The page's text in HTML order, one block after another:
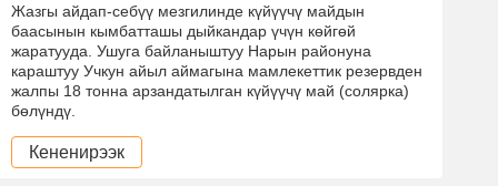
Жазгы айдап-себүү мезгилинде күйүүчү майдын
баасынын кымбатташы дыйкандар үчүн көйгөй
жаратууда. Ушуга байланыштуу Нарын районуна
караштуу Учкун айыл аймагына мамлекеттик резервден
жалпы 18 тонна арзандатылган күйүүчү май (солярка)
бөлүндү.
Кененирээк